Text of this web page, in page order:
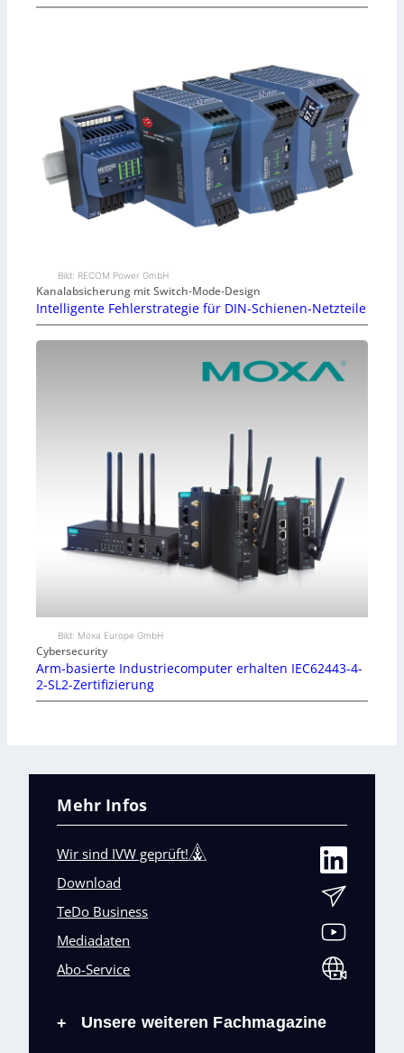
Bild: RECOM Power GmbH
Kanalabsicherung mit Switch-Mode-Design
Intelligente Fehlerstrategie für DIN-Schienen-Netzteile
Bild: Moxa Europe GmbH
Cybersecurity
Arm-basierte Industriecomputer erhalten IEC62443-4-
2-SL2-Zertifizierung
Mehr Infos
Wir sind IVW geprüft!
Download
TeDo Business
Mediadaten
Abo-Service
+ Unsere weiteren Fachmagazine